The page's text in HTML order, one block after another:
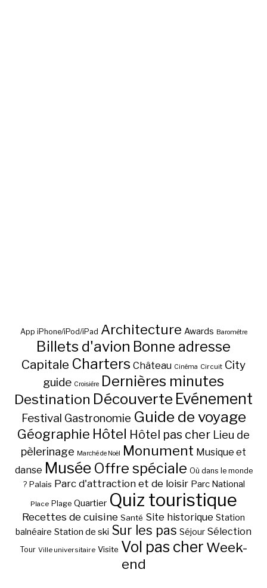
App iPhone/iPod/iPad Architecture Awards Baromètre
Billets d'avion Bonne adresse
Capitale Charters Château Cinéma Circuit City
guide Croisière Dernières minutes
Destination Découverte Evénement
Festival Gastronomie Guide de voyage
Géographie Hôtel Hôtel pas cher Lieu de
pèlerinage Marché de Noël Monument Musique et
danse Musée Offre spéciale Où dans le monde
? Palais Parc d'attraction et de loisir Parc National
Place Plage Quartier Quiz touristique
Recettes de cuisine Santé Site historique Station
balnéaire Station de ski Sur les pas Séjour Sélection
Tour Ville universitaire Visite Vol pas cher Week-
end